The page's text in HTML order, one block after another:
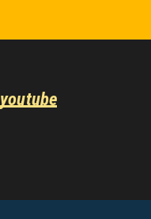
youtube